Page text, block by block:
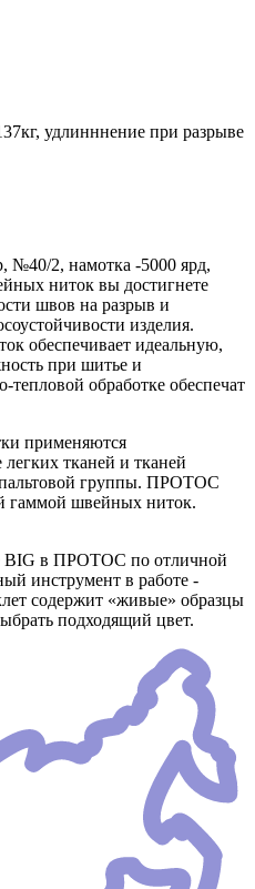
удлинннение при разрыве
№40/2, намотка -5000 ярд,
ниток вы достигнете
швов на разрыв и
изделия.
обеспечивает идеальную,
при шитье и
тепловой обработке обеспечат
применяются
тканей и тканей
группы. ПРОТОС
гаммой швейных ниток.
BIG в ПРОТОС по отличной
инструмент в работе -
содержит «живые» образцы
подходящий цвет.